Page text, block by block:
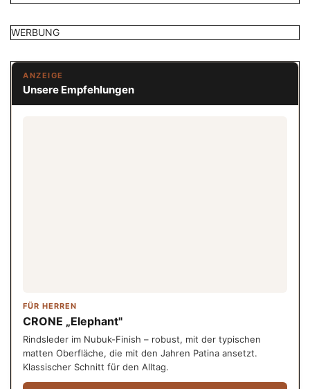
WERBUNG
ANZEIGE
Unsere Empfehlungen
FÜR HERREN
CRONE „Elephant"
Rindsleder im Nubuk-Finish – robust, mit der typischen
matten Oberfläche, die mit den Jahren Patina ansetzt.
Klassischer Schnitt für den Alltag.